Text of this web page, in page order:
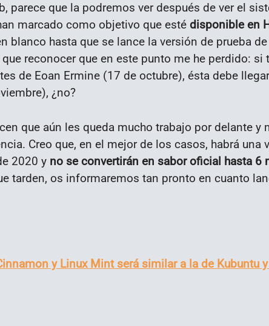
parece que la podremos ver después de ver el
marcado como objetivo que esté disponible en
blanco hasta que se lance la versión de prueba
reconocer que en este punto me he perdido: si
de Eoan Ermine (17 de octubre), ésta debe
¿no?
que aún les queda mucho trabajo por delante y
Creo que, en el mejor de los casos, habrá una
2020 y no se convertirán en sabor oficial hasta 6
tarden, os informaremos tan pronto en cuanto
y Linux Mint será similar a la de Kubuntu y